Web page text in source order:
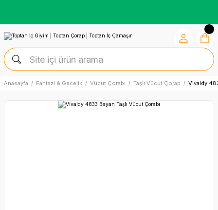
Anasayfa Fantazi & Gecelik Vücut Çorabı Taşlı Vücut Çorap Vivaldy